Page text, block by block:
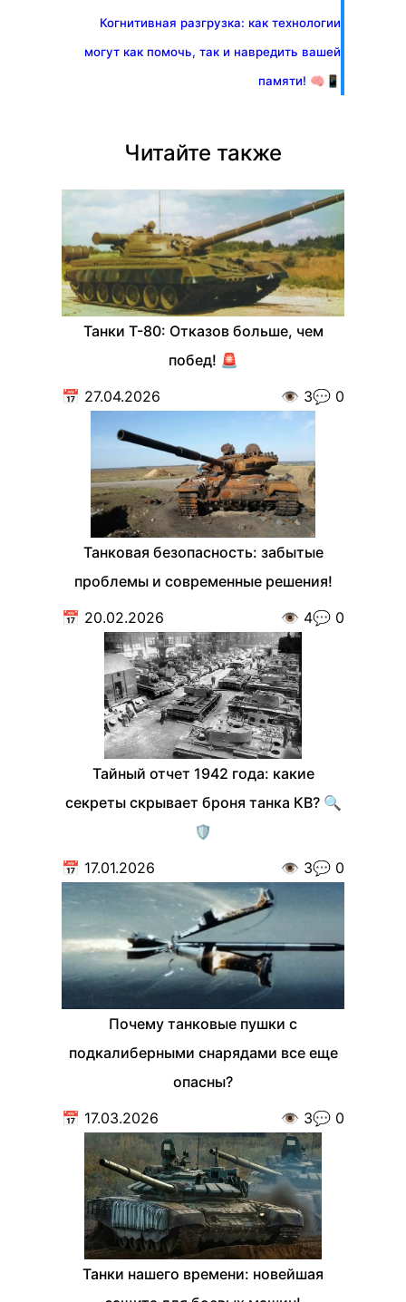
Когнитивная разгрузка: как технологии
могут как помочь, так и навредить вашей
памяти! 🧠📱
Читайте также
Танки Т-80: Отказов больше, чем
побед! 🚨
📅 27.04.2026 👁️ 3💬 0
Танковая безопасность: забытые
проблемы и современные решения!
📅 20.02.2026 👁️ 4💬 0
Тайный отчет 1942 года: какие
секреты скрывает броня танка КВ? 🔍
🛡️
📅 17.01.2026 👁️ 3💬 0
Почему танковые пушки с
подкалиберными снарядами все еще
опасны?
📅 17.03.2026 👁️ 3💬 0
Танки нашего времени: новейшая